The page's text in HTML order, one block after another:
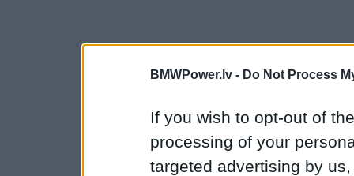
BMWPower.lv - Do Not Process
If you wish to opt-out of
processing of your
targeted advertising by